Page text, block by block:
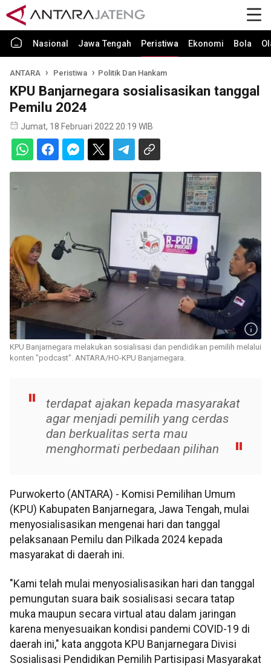
Nasional Jawa Tengah Peristiwa Ekonomi Bola
ANTARA Peristiwa Politik Dan Hankam
KPU Banjarnegara sosialisasikan tanggal
Pemilu 2024
Jumat, 18 Februari 2022 20:19 WIB
KPU Banjarnegara melakukan sosialisasi dan pendidikan pemilih melalui
konten "podcast". ANTARA/HO-KPU Banjarnegara.
terdapat ajakan kepada masyarakat
agar menjadi pemilih yang cerdas
dan berkualitas serta mau
menghormati perbedaan pilihan
Purwokerto (ANTARA) - Komisi Pemilihan Umum
(KPU) Kabupaten Banjarnegara, Jawa Tengah, mulai
menyosialisasikan mengenai hari dan tanggal
pelaksanaan Pemilu dan Pilkada 2024 kepada
masyarakat di daerah ini.
"Kami telah mulai menyosialisasikan hari dan tanggal
pemungutan suara baik sosialisasi secara tatap
muka maupun secara virtual atau dalam jaringan
karena menyesuaikan kondisi pandemi COVID-19 di
daerah ini," kata anggota KPU Banjarnegara Divisi
Sosialisasi Pendidikan Pemilih Partisipasi Masyarakat